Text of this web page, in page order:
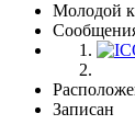
Молодой
Записан